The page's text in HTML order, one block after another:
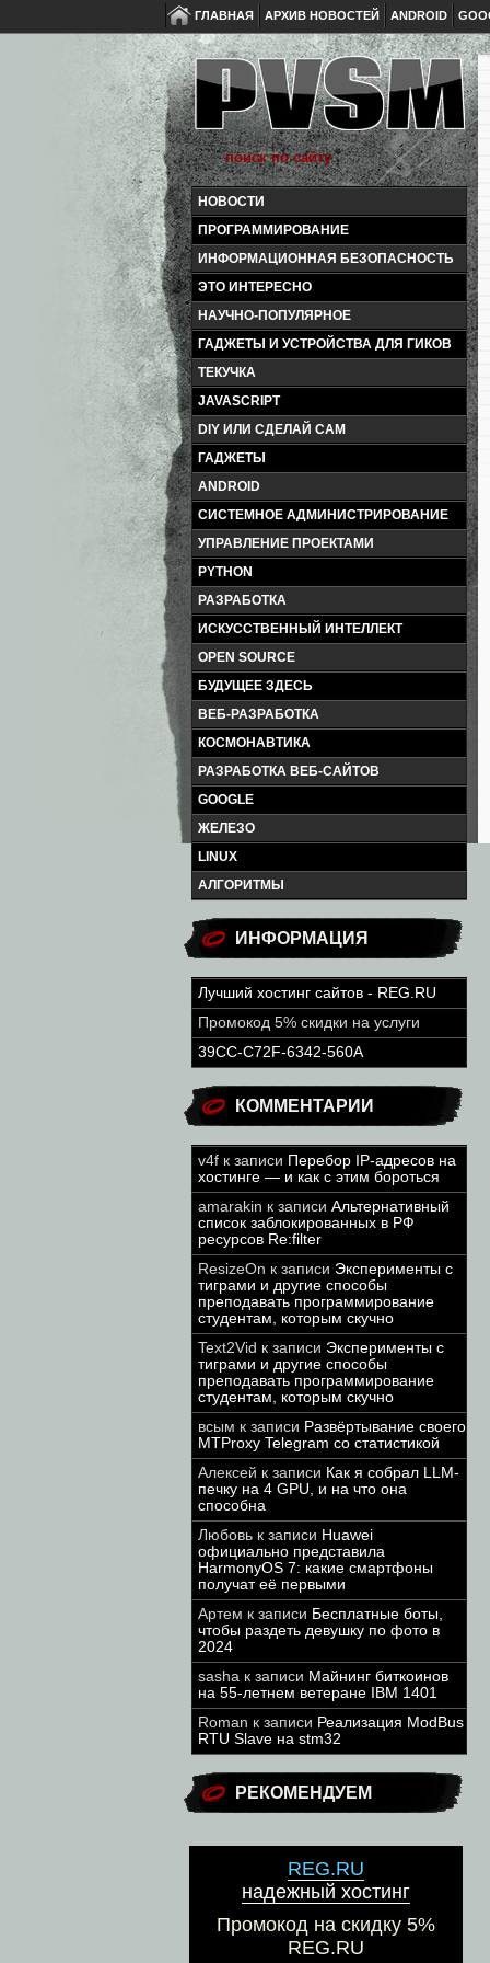
ГЛАВНАЯ АРХИВ НОВОСТЕЙ ANDROID
НОВОСТИ
ПРОГРАММИРОВАНИЕ
ИНФОРМАЦИОННАЯ БЕЗОПАСНОСТЬ
ЭТО ИНТЕРЕСНО
НАУЧНО-ПОПУЛЯРНОЕ
ГАДЖЕТЫ И УСТРОЙСТВА ДЛЯ ГИКОВ
ТЕКУЧКА
JAVASCRIPT
DIY ИЛИ СДЕЛАЙ САМ
ГАДЖЕТЫ
ANDROID
СИСТЕМНОЕ АДМИНИСТРИРОВАНИЕ
УПРАВЛЕНИЕ ПРОЕКТАМИ
PYTHON
РАЗРАБОТКА
ИСКУССТВЕННЫЙ ИНТЕЛЛЕКТ
OPEN SOURCE
БУДУЩЕЕ ЗДЕСЬ
ВЕБ-РАЗРАБОТКА
КОСМОНАВТИКА
РАЗРАБОТКА ВЕБ-САЙТОВ
GOOGLE
ЖЕЛЕЗО
LINUX
АЛГОРИТМЫ
ИНФОРМАЦИЯ
Лучший хостинг сайтов - REG.RU
Промокод 5% скидки на услуги
39CC-C72F-6342-560A
КОММЕНТАРИИ
v4f к записи Перебор IP-адресов на
хостинге — и как с этим бороться
amarakin к записи Альтернативный
список заблокированных в РФ
ресурсов Re:filter
ResizeOn к записи Эксперименты с
тиграми и другие способы
преподавать программирование
студентам, которым скучно
Text2Vid к записи Эксперименты с
тиграми и другие способы
преподавать программирование
студентам, которым скучно
всым к записи Развёртывание своего
MTProxy Telegram со статистикой
Алексей к записи Как я собрал LLM-
печку на 4 GPU, и на что она
способна
Любовь к записи Huawei
официально представила
HarmonyOS 7: какие смартфоны
получат её первыми
Артем к записи Бесплатные боты,
чтобы раздеть девушку по фото в
2024
sasha к записи Майнинг биткоинов
на 55-летнем ветеране IBM 1401
Roman к записи Реализация ModBus
RTU Slave на stm32
РЕКОМЕНДУЕМ
REG.RU
надежный хостинг
Промокод на скидку 5%
REG.RU